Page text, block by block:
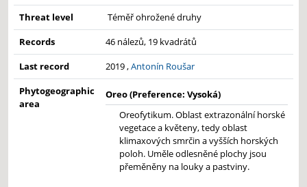
Threat level
Téměř ohrožené druhy
Records
46 nálezů, 19 kvadrátů
Last record
2019 ,Antonín Roušar
Phytogeographic
area
Oreo (Preference: Vysoká)
Oreofytikum. Oblast extrazonální horské
vegetace a květeny, tedy oblast
klimaxových smrčin a vyšších horských
poloh. Uměle odlesněné plochy jsou
přeměněny na louky a pastviny.